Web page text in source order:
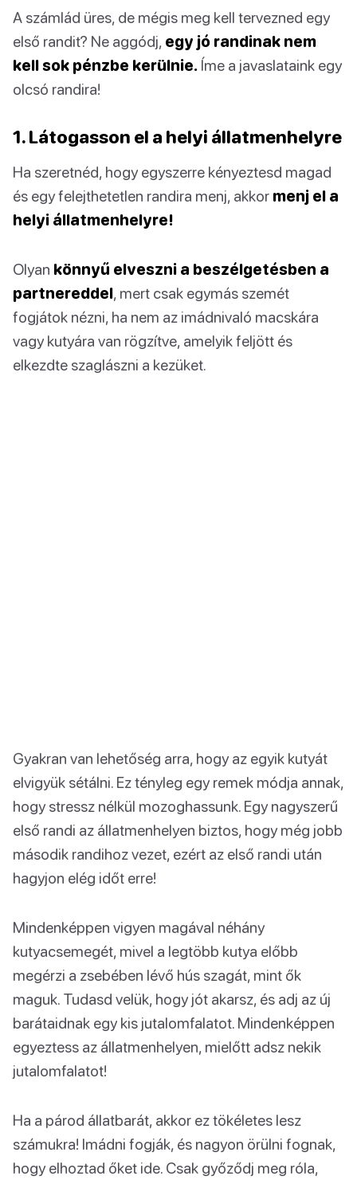
A számlád üres, de mégis meg kell tervezned egy
első randit? Ne aggódj, egy jó randinak nem
kell sok pénzbe kerülnie. Íme a javaslataink egy
olcsó randira!
1. Látogasson el a helyi állatmenhelyre
Ha szeretnéd, hogy egyszerre kényeztesd magad
és egy felejthetetlen randira menj, akkor menj el a
helyi állatmenhelyre!
Olyan könnyű elveszni a beszélgetésben a
partnereddel, mert csak egymás szemét
fogjátok nézni, ha nem az imádnivaló macskára
vagy kutyára van rögzítve, amelyik feljött és
elkezdte szaglászni a kezüket.
Gyakran van lehetőség arra, hogy az egyik kutyát
elvigyük sétálni. Ez tényleg egy remek módja annak,
hogy stressz nélkül mozoghassunk. Egy nagyszerű
első randi az állatmenhelyen biztos, hogy még jobb
második randihoz vezet, ezért az első randi után
hagyjon elég időt erre!
Mindenképpen vigyen magával néhány
kutyacsemegét, mivel a legtöbb kutya előbb
megérzi a zsebében lévő hús szagát, mint ők
maguk. Tudasd velük, hogy jót akarsz, és adj az új
barátaidnak egy kis jutalomfalatot. Mindenképpen
egyeztess az állatmenhelyen, mielőtt adsz nekik
jutalomfalatot!
Ha a párod állatbarát, akkor ez tökéletes lesz
számukra! Imádni fogják, és nagyon örülni fognak,
hogy elhoztad őket ide. Csak győződj meg róla,